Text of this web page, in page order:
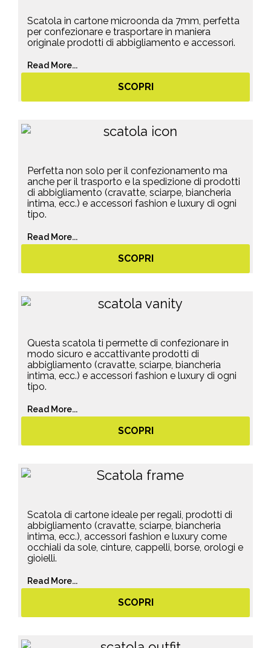
Scatola in cartone microonda da 7mm, perfetta
per confezionare e trasportare in maniera
originale prodotti di abbigliamento e accessori.
Read More...
SCOPRI
Perfetta non solo per il confezionamento ma
anche per il trasporto e la spedizione di prodotti
di abbigliamento (cravatte, sciarpe, biancheria
intima, ecc.) e accessori fashion e luxury di ogni
tipo.
Read More...
SCOPRI
Questa scatola ti permette di confezionare in
modo sicuro e accattivante prodotti di
abbigliamento (cravatte, sciarpe, biancheria
intima, ecc.) e accessori fashion e luxury di ogni
tipo.
Read More...
SCOPRI
Scatola di cartone ideale per regali, prodotti di
abbigliamento (cravatte, sciarpe, biancheria
intima, ecc.), accessori fashion e luxury come
occhiali da sole, cinture, cappelli, borse, orologi e
gioielli.
Read More...
SCOPRI